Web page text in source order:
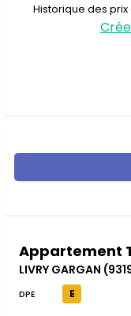
Historique des
Appartement
LIVRY GARGAN
DPE E